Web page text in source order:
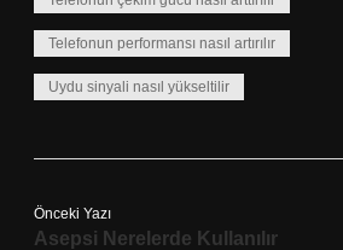
Telefonun performansı nasıl artırılır
Uydu sinyali nasıl yükseltilir
Önceki Yazı
Asepsi Nerelerde Kullanılır